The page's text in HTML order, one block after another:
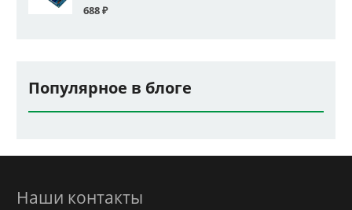
688₽
Популярное в блоге
Наши контакты